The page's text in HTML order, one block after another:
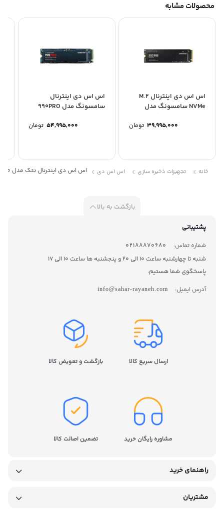
محصولات مشابه
اس اس دی اینترنال M.2
NVMe سامسونگ مدل
39,995,000 تومان
اس اس دی اینترنال
سامسونگ مدل 990PRO
54,995,000 تومان
خانه تجهیزات ذخیره سازی اس اس دی اس اس دی اینترنال نتک مدل NETAC SA500 ظرفیت 128 گیگابایت
بازگشت به بالا
پشتیبانی
شماره تماس:
02188870680
شنبه تا چهارشنبه ساعت 10 الی 20 و پنجشنبه ها ساعت 10 الی 17
پاسخگوی شما هستیم.
آدرس ایمیل:
info@sahar-rayaneh.com
ارسال سریع کالا بازگشت و تعویض کالا
مشاوره رایگان خرید تضمین اصالت کالا
راهنمای خرید
مشتریان